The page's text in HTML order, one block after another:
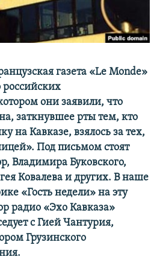
газета «Le Monde»
российских
они заявили, что
заткнувшее рты тем, кто
на Кавказе, взялось за тех,
Под письмом стоят
Владимира Буковского,
Ковалева и других. В наше
«Гость недели» на эту
радио «Эхо Кавказа»
с Гией Чантурия,
Грузинского